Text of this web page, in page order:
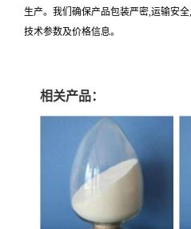
生产。我们确保产品包装严密,运输安
技术参数及价格信息。
相关产品：